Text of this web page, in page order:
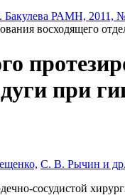
РАМН, 2011,
восходящего
при
С. В. Рычин и др.
сосудистой